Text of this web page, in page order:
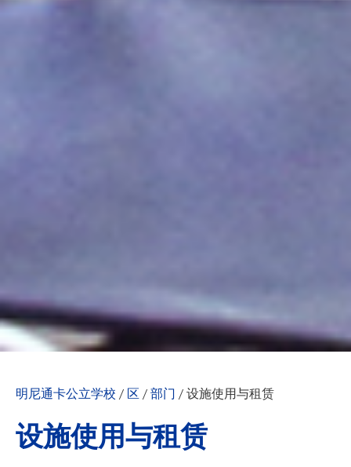
明尼通卡公立学校 / 区 /部门 /设施使用与租赁
设施使用与租赁